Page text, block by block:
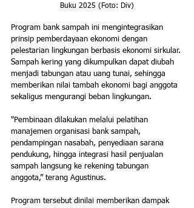
Buku 2025 (Foto: Div)
Program bank sampah ini mengintegrasikan
prinsip pemberdayaan ekonomi dengan
pelestarian lingkungan berbasis ekonomi sirkular.
Sampah kering yang dikumpulkan dapat diubah
menjadi tabungan atau uang tunai, sehingga
memberikan nilai tambah ekonomi bagi anggota
sekaligus mengurangi beban lingkungan.
"Pembinaan dilakukan melalui pelatihan
manajemen organisasi bank sampah,
pendampingan nasabah, penyediaan sarana
pendukung, hingga integrasi hasil penjualan
sampah langsung ke rekening tabungan
anggota,” terang Agustinus.
Program tersebut dinilai memberikan dampak